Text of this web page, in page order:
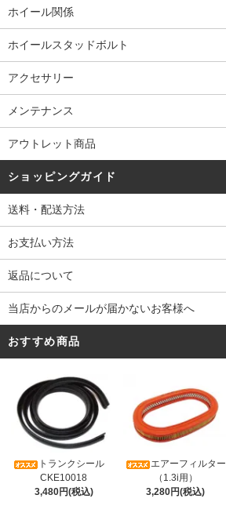
ホイール関係
ホイールスタッドボルト
アクセサリー
メンテナンス
アウトレット商品
ショッピングガイド
送料・配送方法
お支払い方法
返品について
当店からのメールが届かないお客様へ
おすすめ商品
トランクシール
CKE10018
3,480円(税込)
エアーフィルター
（1.3i用）
3,280円(税込)